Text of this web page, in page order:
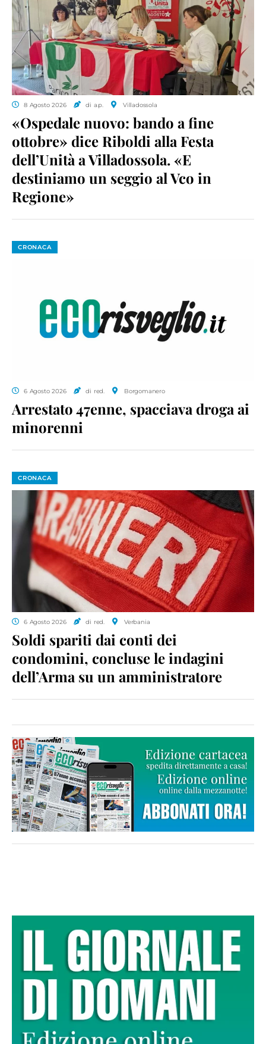
8 Agosto 2026 di a.p. Villadossola
«Ospedale nuovo: bando a fine
ottobre» dice Riboldi alla Festa
dell’Unità a Villadossola. «E
destiniamo un seggio al Vco in
Regione»
CRONACA
6 Agosto 2026 di red. Borgomanero
Arrestato 47enne, spacciava droga ai
minorenni
CRONACA
6 Agosto 2026 di red. Verbania
Soldi spariti dai conti dei
condomini, concluse le indagini
dell’Arma su un amministratore